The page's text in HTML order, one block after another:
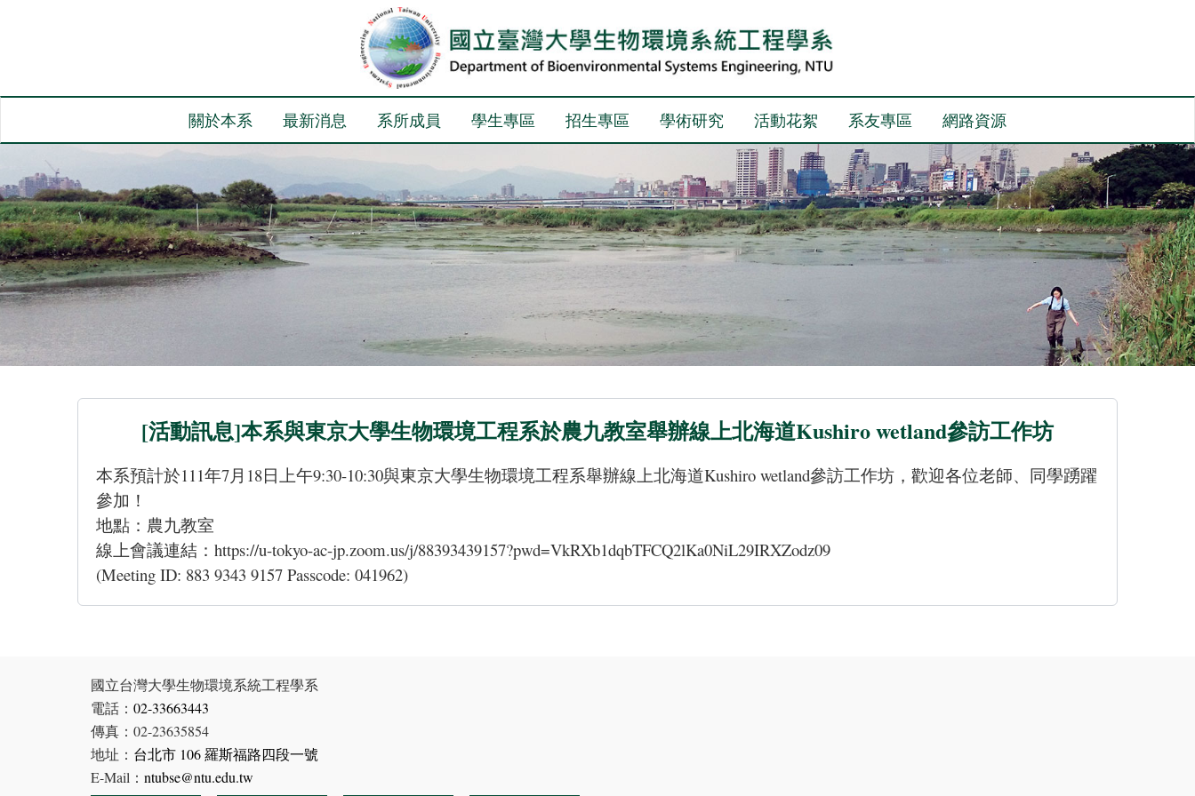
關於本系 最新消息 系所成員 學生專區 招生專區 學術研究 活動花絮 系友專區 網路資源
[活動訊息]本系與東京大學生物環境工程系於農九教室舉辦線上北海道Kushiro wetland參訪工作坊
本系預計於111年7月18日上午9:30-10:30與東京大學生物環境工程系舉辦線上北海道Kushiro wetland參訪工作坊，歡迎各位老師、同學踴躍
參加！
地點：農九教室
線上會議連結： https://u-tokyo-ac-jp.zoom.us/j/88393439157?pwd=VkRXb1dqbTFCQ2lKa0NiL29IRXZodz09
(Meeting ID: 883 9343 9157 Passcode: 041962)
國立台灣大學生物環境系統工程學系
電話： 02-33663443
傳真：02-23635854
地址： 台北市 106 羅斯福路四段一號
E-Mail： ntubse@ntu.edu.tw